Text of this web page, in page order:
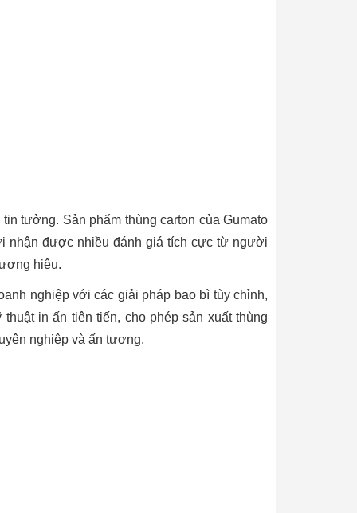
tưởng. Sản phẩm thùng carton của Gumato
nhận được nhiều đánh giá tích cực từ người
hiệu.
nghiệp với các giải pháp bao bì tùy chỉnh,
in ấn tiên tiến, cho phép sản xuất thùng
nghiệp và ấn tượng.